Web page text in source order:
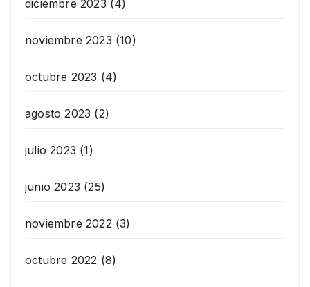
diciembre 2023 (4)
noviembre 2023 (10)
octubre 2023 (4)
agosto 2023 (2)
julio 2023 (1)
junio 2023 (25)
noviembre 2022 (3)
octubre 2022 (8)